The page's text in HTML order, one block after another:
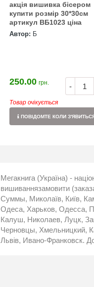
Мегакнига (Україна) -
вишиваннязамовити
Суммы, Миколаїв, Київ,
Одеса, Харьков, Одесса,
Калуш, Николаев, Луцк,
Черновцы, Хмельницкий,
Львів, Ивано-Франковск.
акція вишивка бісером
купити розмір 30*30см
артикул ВБ1023 ціна
Автор: Б
-
250.00 грн.
Товар очікується
ПОВІДОМТЕ КОЛИ